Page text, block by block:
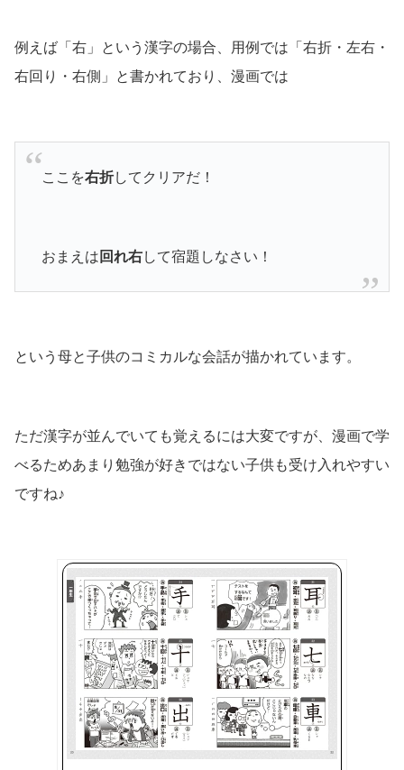
例えば「右」という漢字の場合、用例では「右折・左右・
右回り・右側」と書かれており、漫画では
ここを右折してクリアだ！
おまえは 回れ右して宿題しなさい！
という母と子供のコミカルな会話が描かれています。
ただ漢字が並んでいても覚えるには大変ですが、漫画で学
べるためあまり勉強が好きではない子供も受け入れやすい
ですね♪